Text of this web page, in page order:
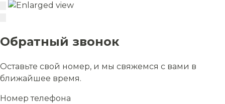
Обратный звонок
Оставьте свой номер, и мы свяжемся с вами в
ближайшее время.
Номер телефона